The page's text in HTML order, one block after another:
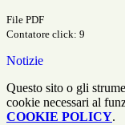
File PDF
Contatore click: 9
Notizie
Questo sito o gli
cookie necessari al
COOKIE POLICY.